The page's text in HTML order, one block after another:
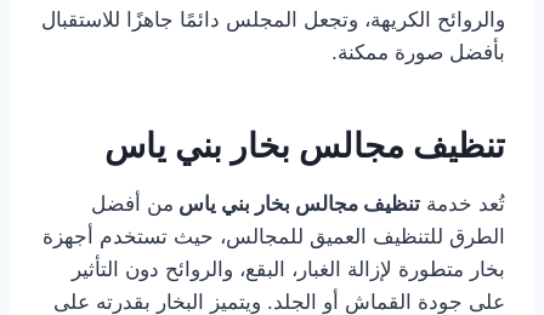
والروائح الكريهة، وتجعل المجلس دائمًا جاهزًا للاستقبال
بأفضل صورة ممكنة.
تنظيف مجالس بخار بني ياس
تُعد خدمة تنظيف مجالس بخار بني ياس من أفضل
الطرق للتنظيف العميق للمجالس، حيث تستخدم أجهزة
بخار متطورة لإزالة الغبار، البقع، والروائح دون التأثير
على جودة القماش أو الجلد. ويتميز البخار بقدرته على